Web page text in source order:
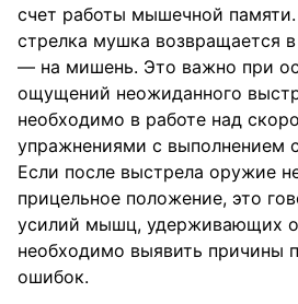
счет работы мышечной памяти.
стрелка мушка возвращается
— на мишень. Это важно при
ощущений неожиданного
необходимо в работе над
упражнениями с выполнением
Если после выстрела оружие
прицельное положение, это
усилий мышц, удерживающих
необходимо выявить причины
ошибок.